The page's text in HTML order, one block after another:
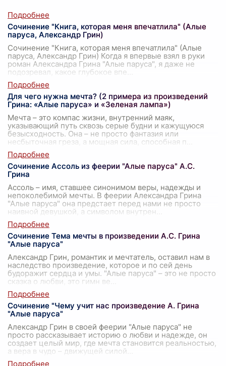
Сочинение "Книга, которая меня впечатлила" (Алые
паруса, Александр Грин)
Сочинение "Книга, которая меня впечатлила" (Алые
паруса, Александр Грин) Когда я впервые взял в руки
роман Александра Грина "Алые паруса", я даже не
подозревал, какое глубокое впе
Для чего нужна мечта? (2 примера из произведений
Грина: «Алые паруса» и «Зеленая лампа»)
Мечта – это компас жизни, внутренний маяк,
указывающий путь сквозь серые будни и кажущуюся
безысходность. Она – не просто фантазия или
несбыточная греза, а мощная сила, способная п
Сочинение Ассоль из феерии "Алые паруса" А.С.
Грина
Ассоль – имя, ставшее синонимом веры, надежды и
непоколебимой мечты. В феерии Александра Грина
"Алые паруса" она предстает перед нами не просто
наивной девушкой, а символом внутрен
Сочинение Тема мечты в произведении А.С. Грина
"Алые паруса"
Александр Грин, романтик и мечтатель, оставил нам в
наследство произведение, которое и по сей день
будоражит сердца и умы. "Алые паруса" – это не просто
сказка о любви, это гимн ве
Сочинение "Чему учит нас произведение А. Грина
"Алые паруса"
Александр Грин в своей феерии "Алые паруса" не
просто рассказывает историю о любви и надежде, он
создает целый мир, где мечта становится реальностью,
а вера в чудо – движущей силой